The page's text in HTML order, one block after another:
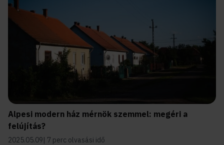
Alpesi modern ház mérnök szemmel: megéri a
felújítás?
2025.05.09 7 perc olvasási idő